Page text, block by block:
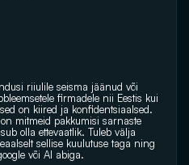
riiulile seisma jäänud või
firmadele nii Eestis kui
on kiired ja konfidentsiaalsed.
mitmeid pakkumisi sarnaste
olla ettevaatlik. Tuleb välja
sellise kuulutuse taga ning
või AI abiga.